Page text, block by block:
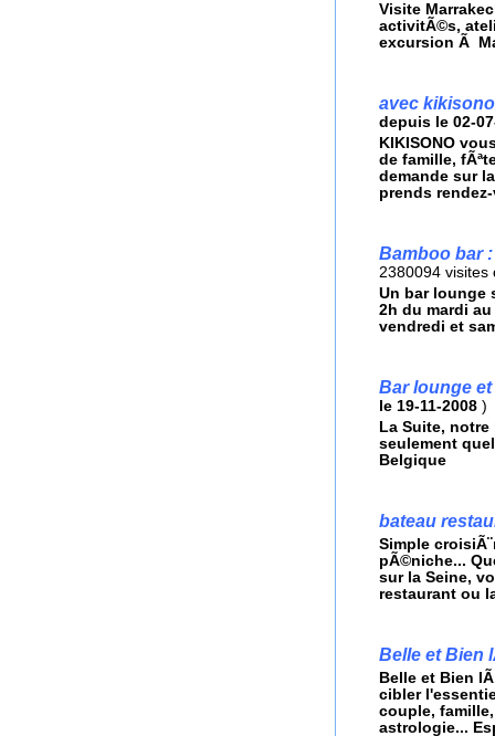
Visite
activitÃ©s,
excursion Ã
avec
depuis le 02-
KIKISONO
de famille,
demande sur
prends
Bamboo bar
2380094 visites
Un bar lounge
2h du mardi
vendredi et
Bar lounge
le 19-11-2008)
La Suite,
seulement
Belgique
bateau
Simple
pÃ©niche...
sur la Seine,
restaurant ou
Belle et Bien
Belle et Bien
cibler
couple,
astrologie...